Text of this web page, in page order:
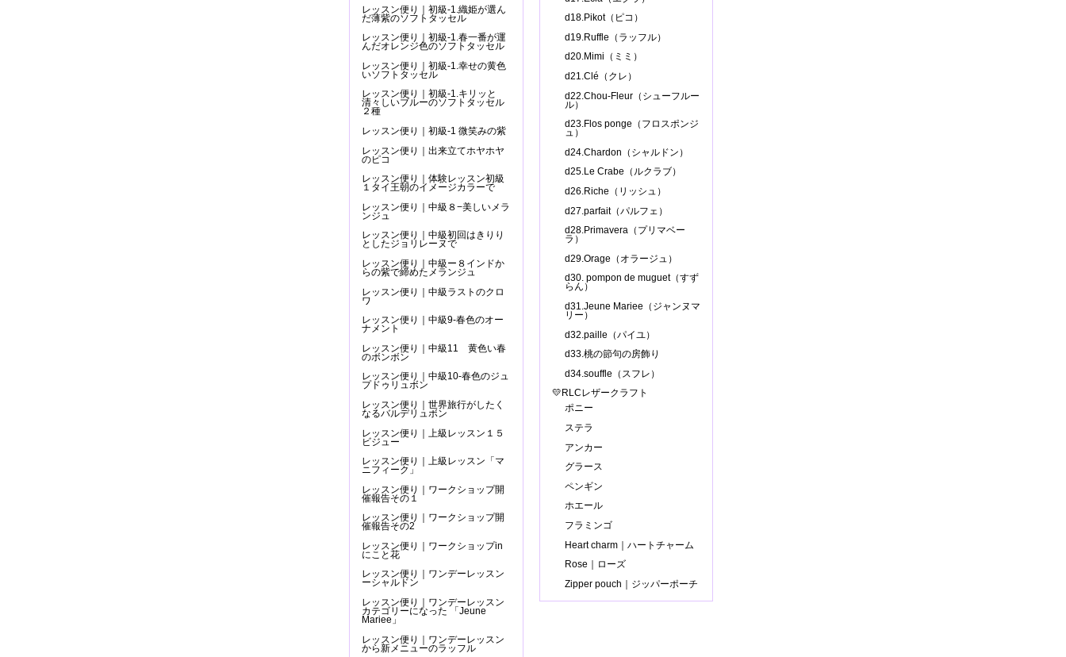
レッスン便り｜初級-1.織姫が選ん
だ薄紫のソフトタッセル
レッスン便り｜初級-1.春一番が運
んだオレンジ色のソフトタッセル
レッスン便り｜初級-1.幸せの黄色
いソフトタッセル
レッスン便り｜初級-1.キリッと
清々しいブルーのソフトタッセル
２種
レッスン便り｜初級-1 微笑みの紫
レッスン便り｜出来立てホヤホヤ
のピコ
レッスン便り｜体験レッスン初級
１タイ王朝のイメージカラーで
レッスン便り｜中級８−美しいメラ
ンジュ
レッスン便り｜中級初回はきりり
としたジョリレーヌで
レッスン便り｜中級ー８インドか
らの紫で締めたメランジュ
レッスン便り｜中級ラストのクロ
ワ
レッスン便り｜中級9-春色のオー
ナメント
レッスン便り｜中級11 黄色い春
のボンボン
レッスン便り｜中級10-春色のジュ
プドゥリュボン
レッスン便り｜世界旅行がしたく
なるバルデリュボン
レッスン便り｜上級レッスン１５
ビジュー
レッスン便り｜上級レッスン「マ
ニフィーク」
レッスン便り｜ワークショップ開
催報告その１
レッスン便り｜ワークショップ開
催報告その2
レッスン便り｜ワークショップin
にこと花
レッスン便り｜ワンデーレッスン
ーシャルドン
レッスン便り｜ワンデーレッスン
カテゴリーになった 「Jeune
Mariee」
レッスン便り｜ワンデーレッスン
から新メニューのラッフル
d18.Pikot（ピコ）
d19.Ruffle（ラッフル）
d20.Mimi（ミミ）
d21.Clé（クレ）
d22.Chou-Fleur（シューフルー
ル）
d23.Flos ponge（フロスポンジ
ュ）
d24.Chardon（シャルドン）
d25.Le Crabe（ルクラブ）
d26.Riche（リッシュ）
d27.parfait（パルフェ）
d28.Primavera（プリマベー
ラ）
d29.Orage（オラージュ）
d30. pompon de muguet（すず
らん）
d31.Jeune Mariee（ジャンヌマ
リー）
d32.paille（パイユ）
d33.桃の節句の房飾り
d34.souffle（スフレ）
💛RLCレザークラフト
ポニー
ステラ
アンカー
グラース
ペンギン
ホエール
フラミンゴ
Heart charm｜ハートチャーム
Rose｜ローズ
Zipper pouch｜ジッパーポーチ